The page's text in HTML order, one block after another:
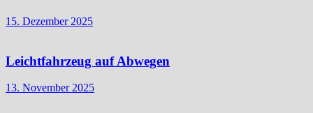
15. Dezember 2025
Leichtfahrzeug auf Abwegen
13. November 2025